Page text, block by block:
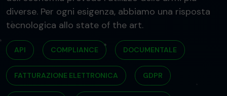
diverse. Per ogni esigenza, abbiamo una risposta
tecnologica allo state of the art.
API COMPLIANCE DOCUMENTALE
FATTURAZIONE ELETTRONICA GDPR